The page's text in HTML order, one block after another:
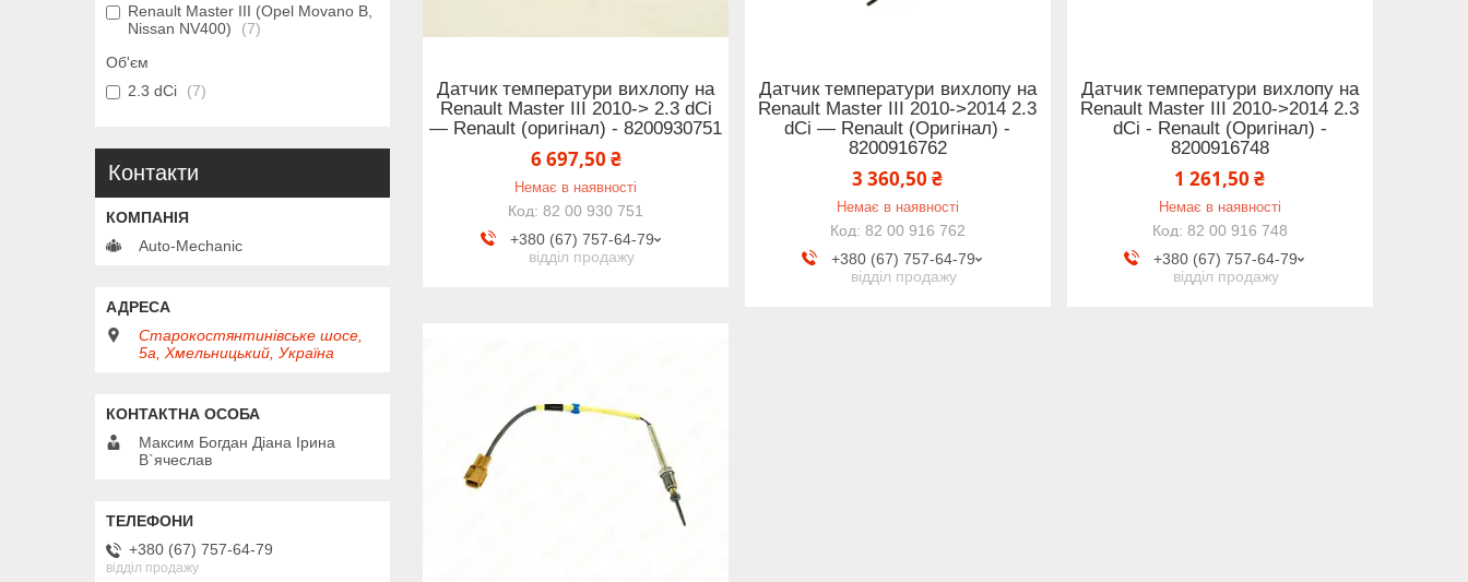
Датчик температури вихлопу на
Renault Master III 2010-> 2.3 dCi
— Renault (оригінал) - 8200930751
6 697,50 ₴
Немає в наявності
82 00 930 751
+380 (67) 757-64-79
відділ продажу
Датчик температури вихлопу на
Renault Master III 2010->2014 2.3
dCi — Renault (Оригінал) -
8200916762
3 360,50 ₴
Немає в наявності
82 00 916 762
+380 (67) 757-64-79
відділ продажу
Датчик температури вихлопу на
Renault Master III 2010->2014 2.3
dCi - Renault (Оригінал) -
8200916748
1 261,50 ₴
Немає в наявності
82 00 916 748
+380 (67) 757-64-79
відділ продажу
Renault Master III (Opel Movano B,
Nissan NV400)
7
Об'єм
2.3 dCi
7
Контакти
Auto-Mechanic
Старокостянтинівське шосе,
5а, Хмельницький, Україна
Максим Богдан Діана Ірина
В`ячеслав
+380 (67) 757-64-79
відділ продажу